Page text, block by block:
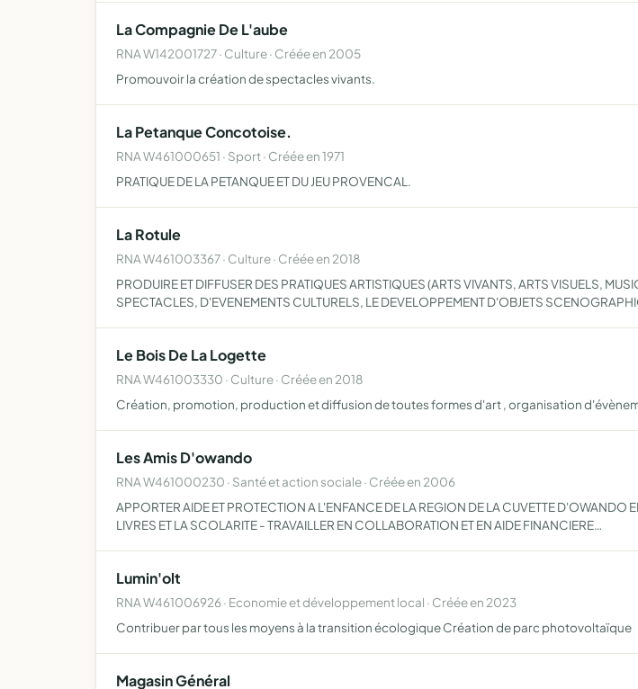
La Compagnie De L'aube
RNA W142001727 · Culture · Créée en 2005
Promouvoir la création de spectacles vivants.
La Petanque Concotoise.
RNA W461000651 · Sport · Créée en 1971
PRATIQUE DE LA PETANQUE ET DU JEU PROVENCAL.
La Rotule
RNA W461003367 · Culture · Créée en 2018
PRODUIRE ET DIFFUSER DES PRATIQUES ARTISTIQUES (ARTS VIVANTS, ARTS VISUELS,
SPECTACLES, D'EVENEMENTS CULTURELS, LE DEVELOPPEMENT D'OBJETS
Le Bois De La Logette
RNA W461003330 · Culture · Créée en 2018
Création, promotion, production et diffusion de toutes formes d'art , organisation
Les Amis D'owando
RNA W461000230 · Santé et action sociale · Créée en 2006
APPORTER AIDE ET PROTECTION A L'ENFANCE DE LA REGION DE LA CUVETTE
LIVRES ET LA SCOLARITE - TRAVAILLER EN COLLABORATION ET EN AIDE FINANCIERE…
Lumin'olt
RNA W461006926 · Economie et développement local · Créée en 2023
Contribuer par tous les moyens à la transition écologique Création de parc photovoltaïque
Magasin Général